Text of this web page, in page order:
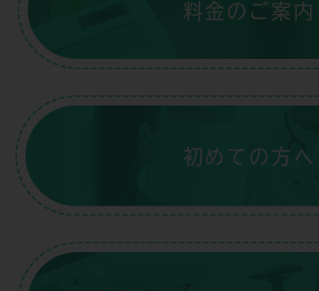
料金のご案内
初めての方へ